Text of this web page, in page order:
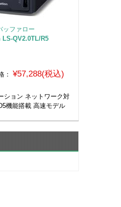
ッファロー
QV2.0TL/R5
： ¥57,288(税込)
ション ネットワーク対
機能搭載 高速モデル